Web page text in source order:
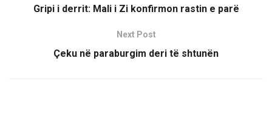
Gripi i derrit: Mali i Zi konfirmon rastin e parë
Next Post
Çeku në paraburgim deri të shtunën